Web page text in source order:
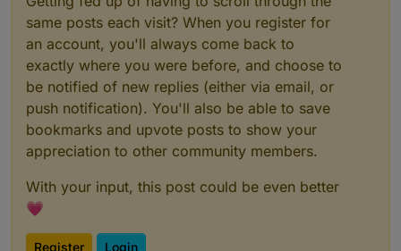
same posts each visit? When you register for
an account, you'll always come back to
exactly where you were before, and choose to
be notified of new replies (either via email, or
push notification). You'll also be able to save
bookmarks and upvote posts to show your
appreciation to other community members.
With your input, this post could be even better
💗
Register Login